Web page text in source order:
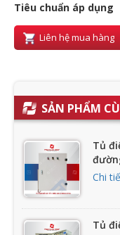
Tiêu chuẩn áp dụng
Liên hệ mua hàng
SẢN PHẨM
Tủ
Chi
Tủ